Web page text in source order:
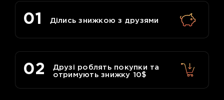
01 Ділись знижкою з друзями
02
Друзі роблять покупки та
отримують знижку 10$